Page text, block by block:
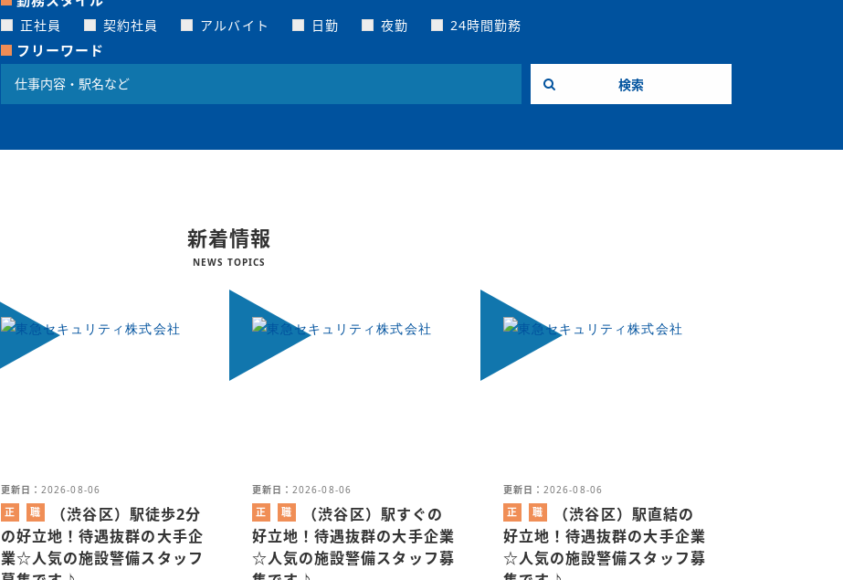
正社員 契約社員 アルバイト 日勤 夜勤 24時間勤務
フリーワード
新着情報
NEWS TOPICS
更新日： 2026-08-06
正
社
員
職
業
介
（渋谷区）駅徒歩2分
の好立地！待遇抜群の大手企
業☆人気の施設警備スタッフ
更新日： 2026-08-06
正
社
員
職
業
紹
介
（渋谷区）駅すぐの
好立地！待遇抜群の大手企業
☆人気の施設警備スタッフ募
更新日： 2026-08-06
正
社
員
職
業
紹
介
（渋谷区）駅直結の
好立地！待遇抜群の大手企業
☆人気の施設警備スタッフ募